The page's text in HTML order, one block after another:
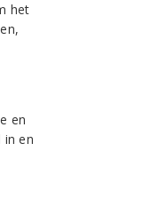
het
en
in en